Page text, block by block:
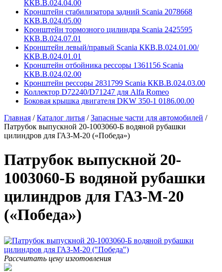
ККВ.В.024.04.00
Кронштейн стабилизатора задний Scania 2078668
ККВ.В.024.05.00
Кронштейн тормозного цилиндра Scania 2425595
ККВ.В.024.07.01
Кронштейн левый/правый Scania ККВ.В.024.01.00/
ККВ.В.024.01.01
Кронштейн отбойника рессоры 1361156 Scania
ККВ.В.024.02.00
Кронштейн рессоры 2831799 Scania ККВ.В.024.03.00
Коллектор D72240/D71247 для Alfa Romeo
Боковая крышка двигателя DKW 350-1 0186.00.00
Главная /Каталог литья /Запасные части для автомобилей /
Патрубок выпускной 20-1003060-Б водяной рубашки
цилиндров для ГАЗ-М-20 («Победа»)
Патрубок выпускной 20-
1003060-Б водяной рубашки
цилиндров для ГАЗ-М-20
(«Победа»)
Рассчитать цену изготовления